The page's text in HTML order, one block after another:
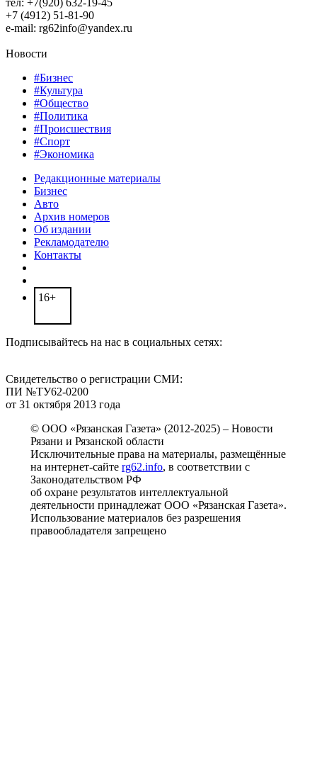
тел: +7(920) 632-19-45
+7 (4912) 51-81-90
e-mail: rg62info@yandex.ru
Новости
#Бизнес
#Культура
#Общество
#Политика
#Происшествия
#Спорт
#Экономика
Редакционные материалы
Бизнес
Авто
Архив номеров
Об издании
Рекламодателю
Контакты
16+
Подписывайтесь на нас в социальных сетях:
Свидетельство о регистрации СМИ:
ПИ №ТУ62-0200
от 31 октября 2013 года
© ООО «Рязанская Газета» (2012-2025) – Новости
Рязани и Рязанской области
Исключительные права на материалы, размещённые
на интернет-сайте rg62.info, в соответствии с
Законодательством РФ
об охране результатов интеллектуальной
деятельности принадлежат ООО «Рязанская Газета».
Использование материалов без разрешения
правообладателя запрещено